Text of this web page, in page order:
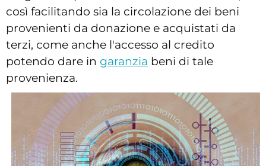
così facilitando sia la circolazione dei beni
provenienti da donazione e acquistati da
terzi, come anche l'accesso al credito
potendo dare in garanzia beni di tale
provenienza.